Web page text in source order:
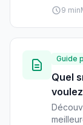
un
investir
9 min
Guide
Quel